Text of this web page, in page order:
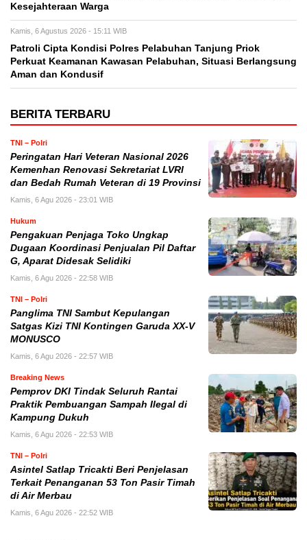
Kesejahteraan Warga
Kamis, 6 Agustus 2026 - 15:11 WIB
Patroli Cipta Kondisi Polres Pelabuhan Tanjung Priok
Perkuat Keamanan Kawasan Pelabuhan, Situasi Berlangsung
Aman dan Kondusif
BERITA TERBARU
TNI – Polri
Peringatan Hari Veteran Nasional 2026
Kemenhan Renovasi Sekretariat LVRI
dan Bedah Rumah Veteran di 19 Provinsi
Kamis, 6 Agu 2026 - 23:01 WIB
Hukum
Pengakuan Penjaga Toko Ungkap
Dugaan Koordinasi Penjualan Pil Daftar
G, Aparat Didesak Selidiki
Kamis, 6 Agu 2026 - 22:58 WIB
TNI – Polri
Panglima TNI Sambut Kepulangan
Satgas Kizi TNI Kontingen Garuda XX-V
MONUSCO
Kamis, 6 Agu 2026 - 22:57 WIB
Breaking News
Pemprov DKI Tindak Seluruh Rantai
Praktik Pembuangan Sampah Ilegal di
Kampung Dukuh
Kamis, 6 Agu 2026 - 22:53 WIB
TNI – Polri
Asintel Satlap Tricakti Beri Penjelasan
Terkait Penanganan 53 Ton Pasir Timah
di Air Merbau
Kamis, 6 Agu 2026 - 22:52 WIB